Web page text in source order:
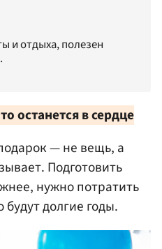
и отдыха, полезен
останется в сердце
— не вещь, а
Подготовить
нужно потратить
долгие годы.